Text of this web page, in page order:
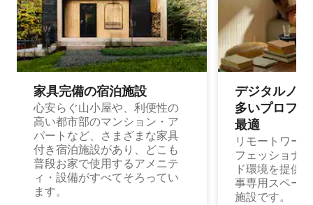
家具完備の宿⁠泊⁠施⁠設
心安らぐ山小屋や、利便性の
高い都市部のマンション・ア
パートなど、さまざまな家具
付き宿泊施設があり、どこも
普段お家で使用するアメニテ
ィ・設備がすべてそろってい
ます。
デジタルノ
多⁠いプ⁠ロ⁠フ⁠
最⁠適
リモートワー
フェッショナ
ド環境を提供
事専用スペー
施設です。